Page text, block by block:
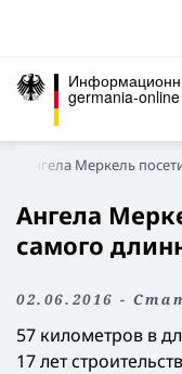
germania-online
Ангела Меркель
Ангела
самого
02.06.2016 -
57 километров в
17 лет